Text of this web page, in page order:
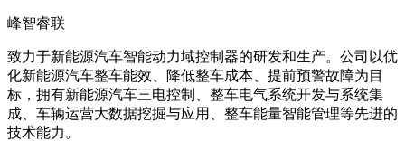
峰智睿联
致力于新能源汽车智能动力域控制器的研发和生产。公司以优
化新能源汽车整车能效、降低整车成本、提前预警故障为目
标，拥有新能源汽车三电控制、整车电气系统开发与系统集
成、车辆运营大数据挖掘与应用、整车能量智能管理等先进的
技术能力。